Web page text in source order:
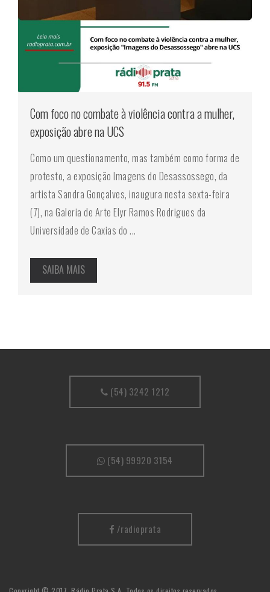
Com foco no combate à violência contra a mulher,
exposição abre na UCS
Como um questionamento, mas também como forma de
protesto, a exposição Imagens do Desassossego, da
artista Sandra Gonçalves, inaugura nesta sexta-feira
(7), na Galeria de Arte Elyr Ramos Rodrigues da
Universidade de Caxias do ...
SAIBA MAIS
(54) 3242 1212
(54) 99920 3154
/radioprata